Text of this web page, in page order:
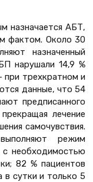
назначается АБТ,
фактом. Около 30
назначенный
нарушали 14,9 %
при трехкратном и
данные, что 54
предписанного
лечение
самочувствия.
режим
с необходимостью
82 % пациентов
сутки и только 5